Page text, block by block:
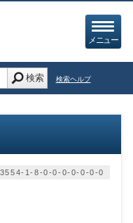
メニュー
検索 検索ヘルプ
3554-1-8-0-0-0-0-0-0-0